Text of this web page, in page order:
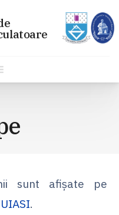
sunt afișate pe
.